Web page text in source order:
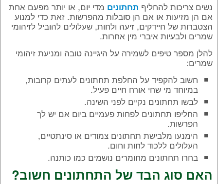
נשים צריכות להחליף תחתונים מדי יום, או יותר מפעם אחת
אם הן מזיעות או אם הן סובלות מהפרשות. זאת כדי למנוע
הצטברות של חיידקים, זיעה ולחות, שעלולים להוביל לזיהומי
שמרים ולבעיות איברי מין אחרות.
להלן מספר טיפים לשמירה על היגיינה טובה ומניעת זיהומי
שמרים:
חשוב להקפיד על החלפת תחתונים לעתים קרובות,
במיוחד מי שחי אורח חיים פעיל.
לבשו תחתונים נקיים לפני השינה.
החליפו תחתונים לפחות פעמיים ביום אם יש לך
הפרשות.
הימנעו מלבישת תחתונים צמודים או סינתטיים,
העלולים ללכוד לחות וחום.
בחרו תחתונים מחומרים נושמים כמו כותנה.
האם סוג הבד של התחתונים חשוב?